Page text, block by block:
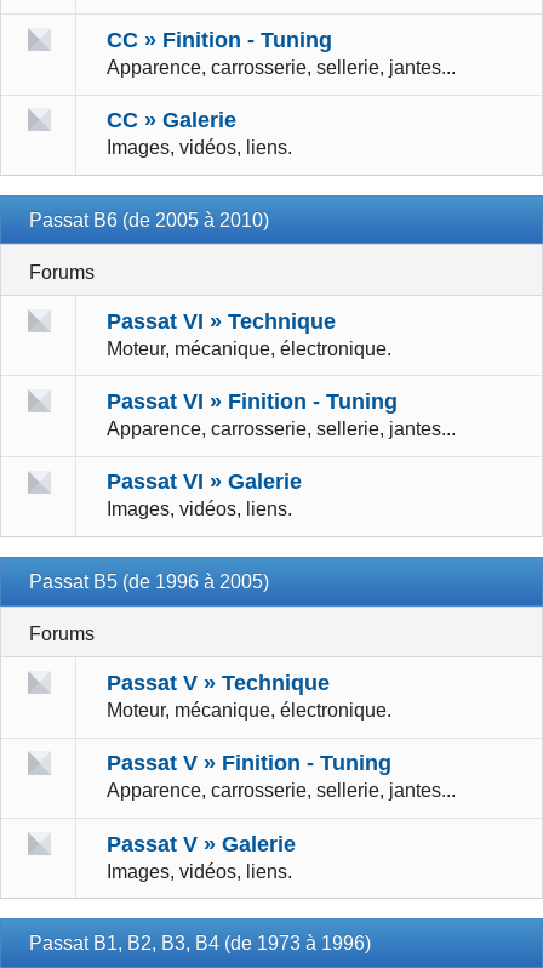
CC » Finition - Tuning
Apparence, carrosserie, sellerie, jantes...
CC » Galerie
Images, vidéos, liens.
Passat B6 (de 2005 à 2010)
Forums
Passat VI » Technique
Moteur, mécanique, électronique.
Passat VI » Finition - Tuning
Apparence, carrosserie, sellerie, jantes...
Passat VI » Galerie
Images, vidéos, liens.
Passat B5 (de 1996 à 2005)
Forums
Passat V » Technique
Moteur, mécanique, électronique.
Passat V » Finition - Tuning
Apparence, carrosserie, sellerie, jantes...
Passat V » Galerie
Images, vidéos, liens.
Passat B1, B2, B3, B4 (de 1973 à 1996)